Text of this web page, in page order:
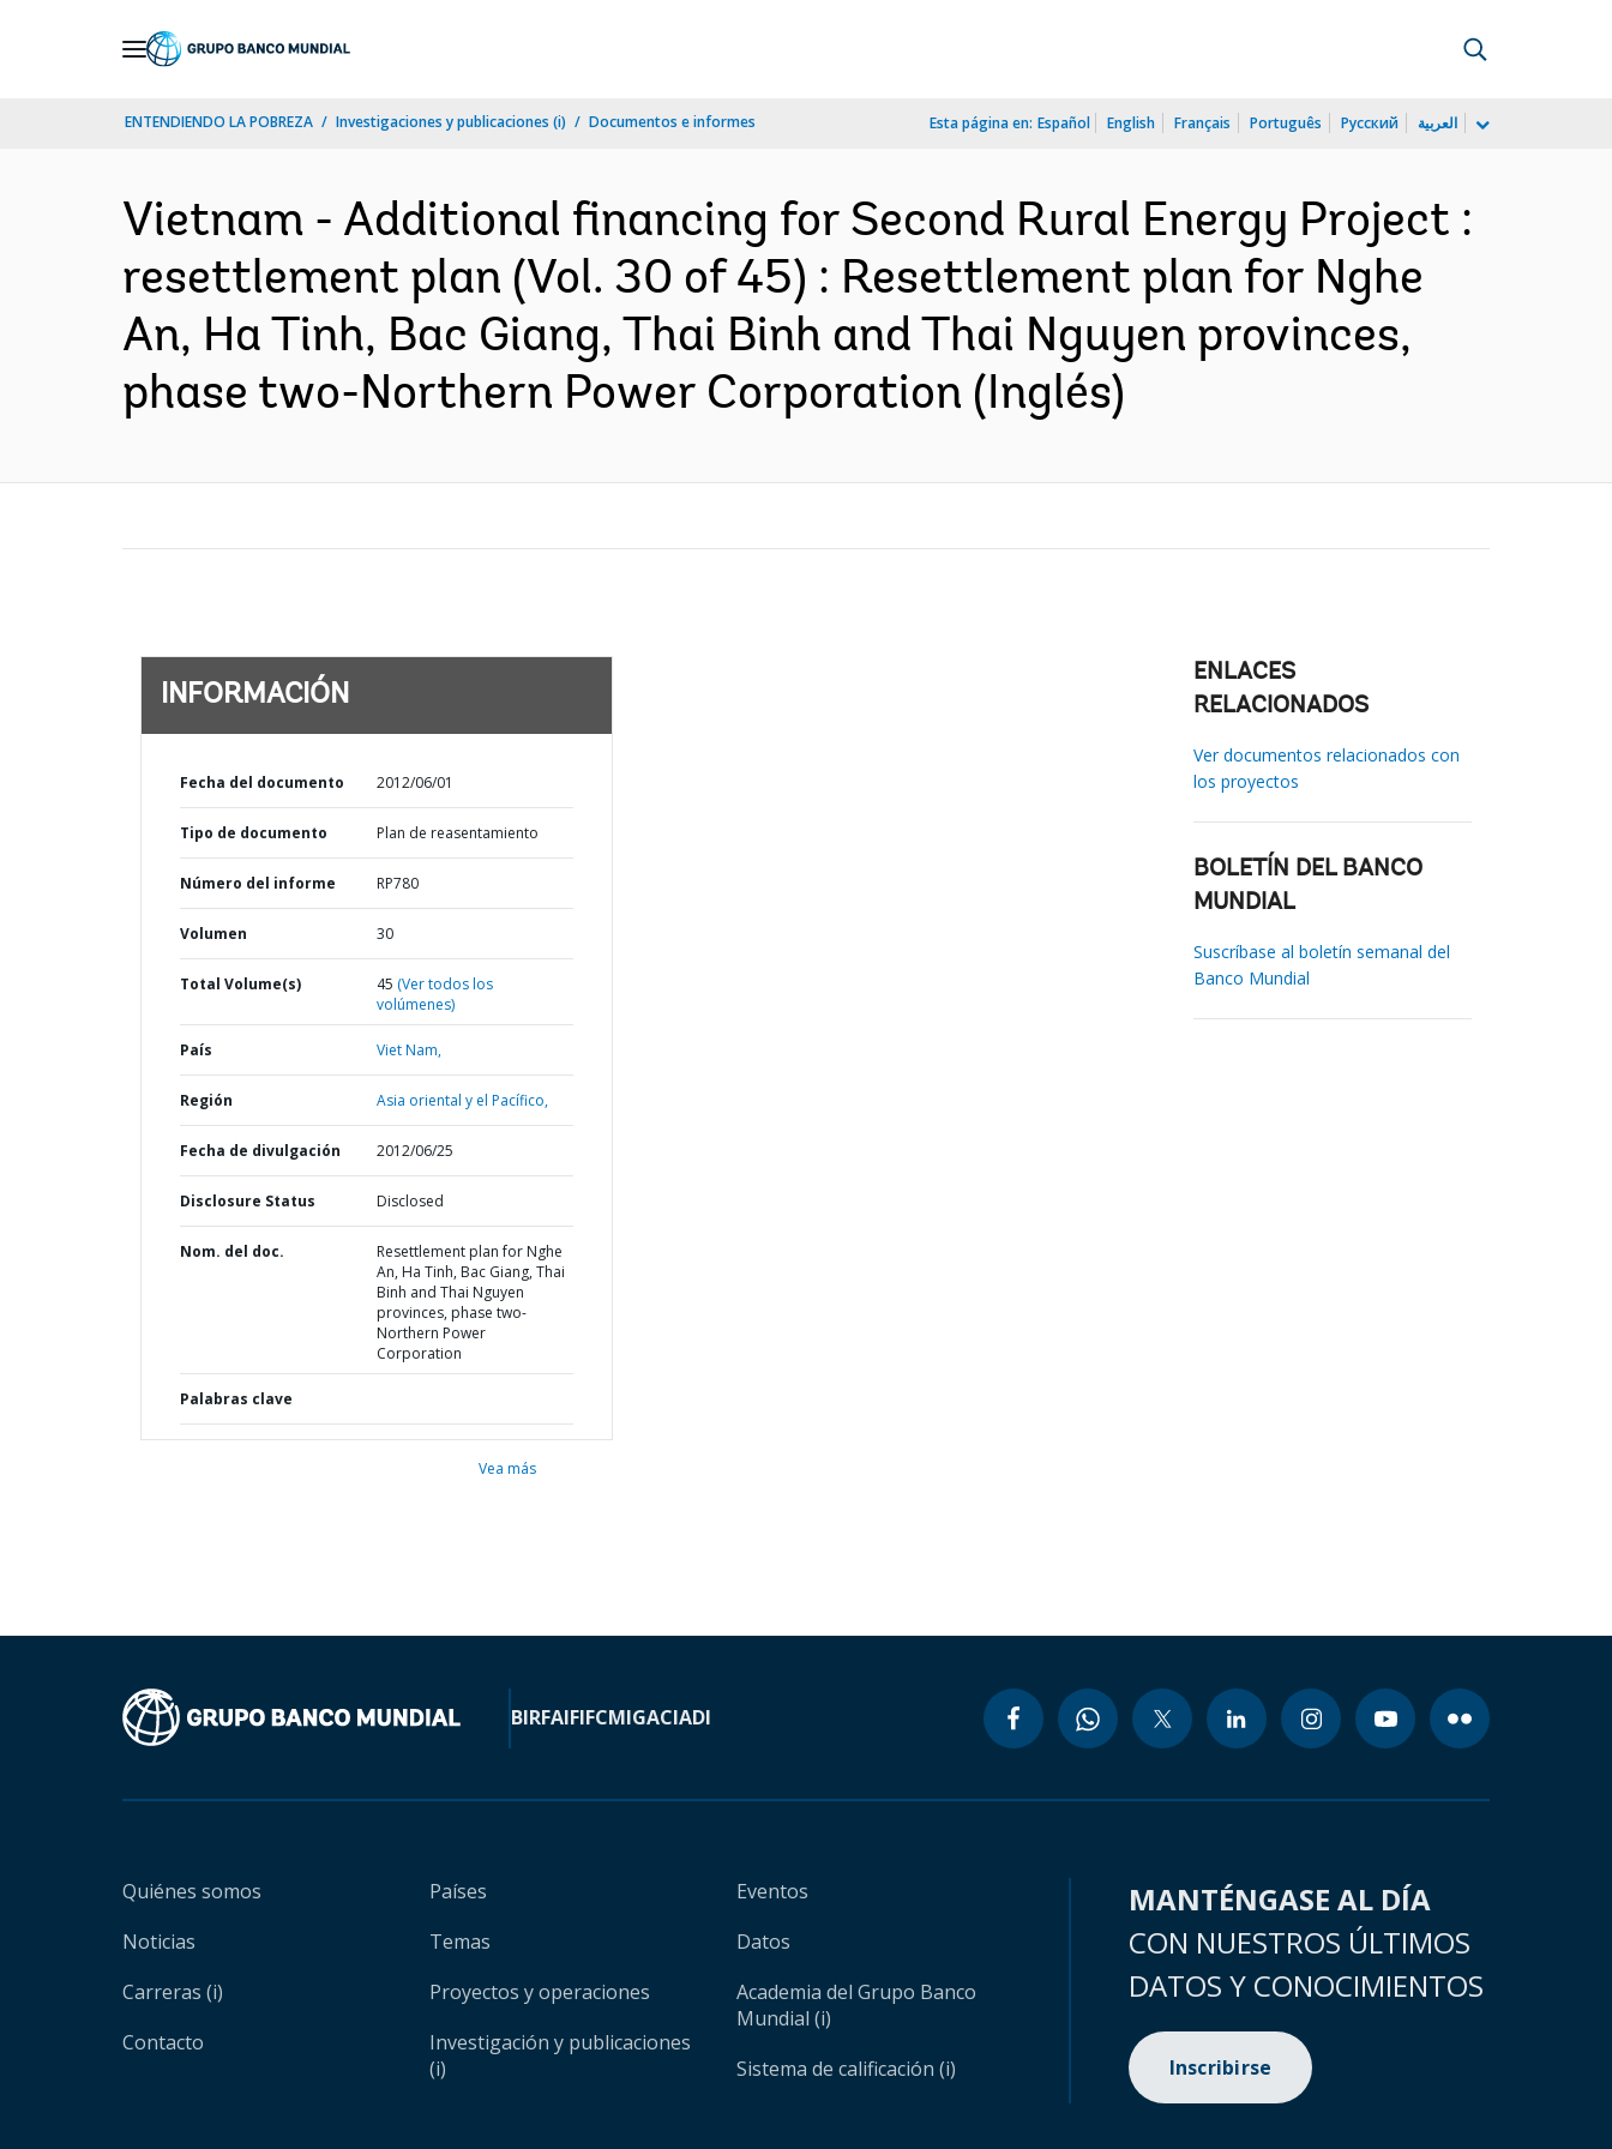
ENTENDIENDO LA POBREZA Investigaciones y publicaciones (i) Documentos e informes Esta página en: Español English Français Português Русский العربية
Vietnam - Additional financing for Second Rural Energy Project :
resettlement plan (Vol. 30 of 45) : Resettlement plan for Nghe
An, Ha Tinh, Bac Giang, Thai Binh and Thai Nguyen provinces,
phase two-Northern Power Corporation (Inglés)
INFORMACIÓN
Fecha del documento 2012/06/01
Tipo de documento Plan de reasentamiento
Número del informe RP780
Volumen 30
Total Volume(s) 45 (Ver todos los
volúmenes)
País Viet Nam,
Región Asia oriental y el Pacífico,
Fecha de divulgación 2012/06/25
Disclosure Status Disclosed
Nom. del doc.
Resettlement plan for Nghe
An, Ha Tinh, Bac Giang, Thai
Binh and Thai Nguyen
provinces, phase two-
Northern Power
Corporation
Palabras clave
Vea más
ENLACES
RELACIONADOS
Ver documentos relacionados con
los proyectos
BOLETÍN DEL BANCO
MUNDIAL
Suscríbase al boletín semanal del
Banco Mundial
BIRFAIFIFCMIGACIADI
Quiénes somos
Noticias
Carreras (i)
Contacto
Países
Temas
Proyectos y operaciones
Investigación y publicaciones
(i)
Eventos
Datos
Academia del Grupo Banco
Mundial (i)
Sistema de calificación (i)
MANTÉNGASE AL DÍA
CON NUESTROS ÚLTIMOS
DATOS Y CONOCIMIENTOS
Inscribirse